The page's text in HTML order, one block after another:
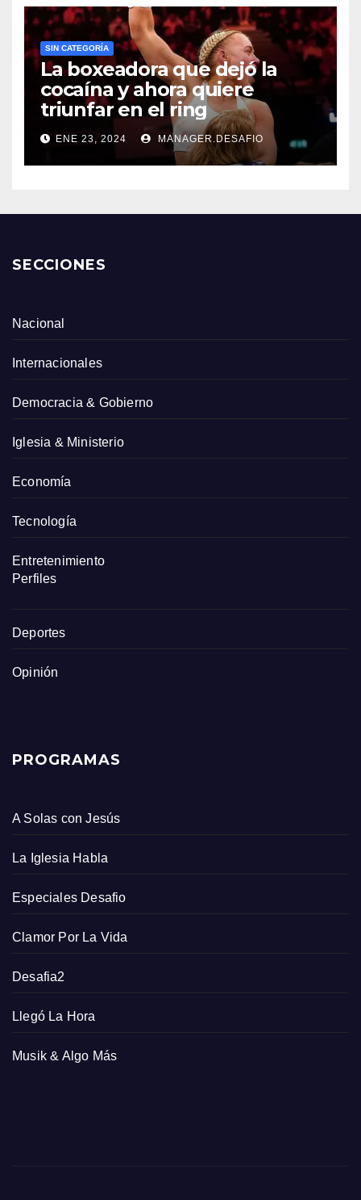
SIN CATEGORÍA
La boxeadora que dejó la
cocaína y ahora quiere
triunfar en el ring​
ENE 23, 2024 MANAGER.DESAFIO
SECCIONES
Nacional
Internacionales
Democracia & Gobierno
Iglesia & Ministerio
Economía
Tecnología
Entretenimiento
Perfiles
Deportes
Opinión
PROGRAMAS
A Solas con Jesús
La Iglesia Habla
Especiales Desafio
Clamor Por La Vida
Desafia2
Llegó La Hora
Musik & Algo Más